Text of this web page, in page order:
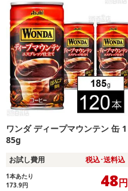
ワンダ ディープマウンテン 缶 1
85g
お試し費用 税込･送料込
1本あたり
173.9円 48円